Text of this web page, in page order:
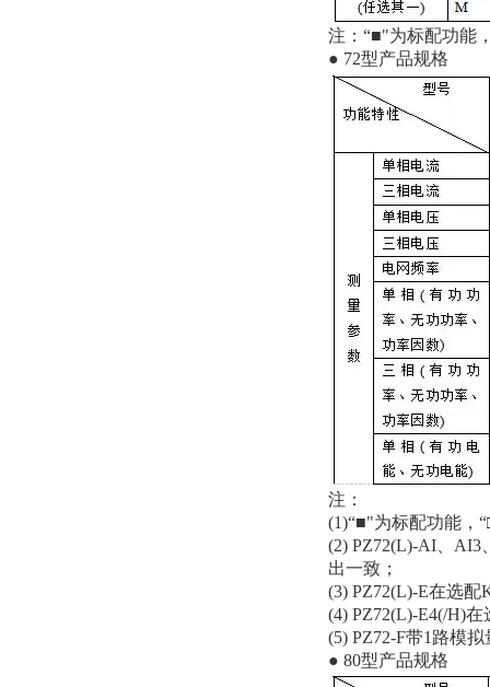
注：“■"为标配功能
● 72型产品规格
注：
(1)“■"为标配功能，
(2) PZ72(L)-AI、AI3
出一致；
(3) PZ72(L)-E在选
(4) PZ72(L)-E4(/H)
(5) PZ72-F带1路模
● 80型产品规格